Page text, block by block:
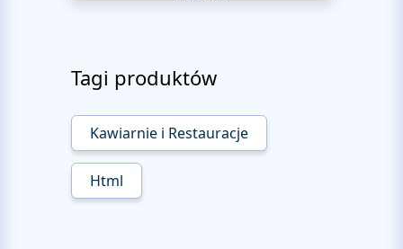
Tagi produktów
Kawiarnie i Restauracje
Html